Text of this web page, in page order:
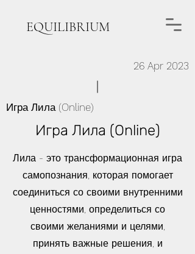
EQUILIBRIUM
26 Apr 2023
Игра Лила (Online)
Игра Лила (Online)
Лила - это трансформационная игра
самопознания, которая помогает
соединиться со своими внутренними
ценностями, определиться со
своими желаниями и целями,
принять важные решения, и